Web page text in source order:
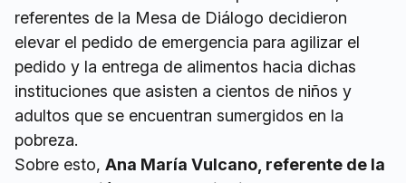
referentes de la Mesa de Diálogo decidieron
elevar el pedido de emergencia para agilizar el
pedido y la entrega de alimentos hacia dichas
instituciones que asisten a cientos de niños y
adultos que se encuentran sumergidos en la
pobreza.
Sobre esto, Ana María Vulcano, referente de la